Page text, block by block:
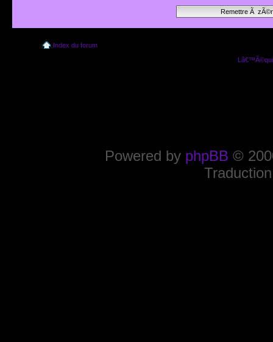
Index du forum
Powered by phpBB ©